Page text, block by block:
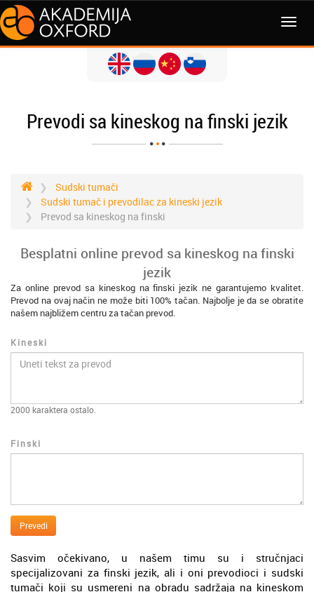
Prevodi sa kineskog na finski jezik
Sudski tumači
Sudski tumač i prevodilac za kineski jezik
Prevod sa kineskog na finski
Besplatni online prevod sa kineskog na finski
jezik
Za online prevod sa kineskog na finski jezik ne garantujemo kvalitet.
Prevod na ovaj način ne može biti 100% tačan. Najbolje je da se obratite
našem najbližem centru za tačan prevod.
Kineski
2000 karaktera ostalo.
Finski
Prevedi
Sasvim očekivano, u našem timu su i stručnjaci
specijalizovani za finski jezik, ali i oni prevodioci i sudski
tumači koji su usmereni na obradu sadržaja na kineskom